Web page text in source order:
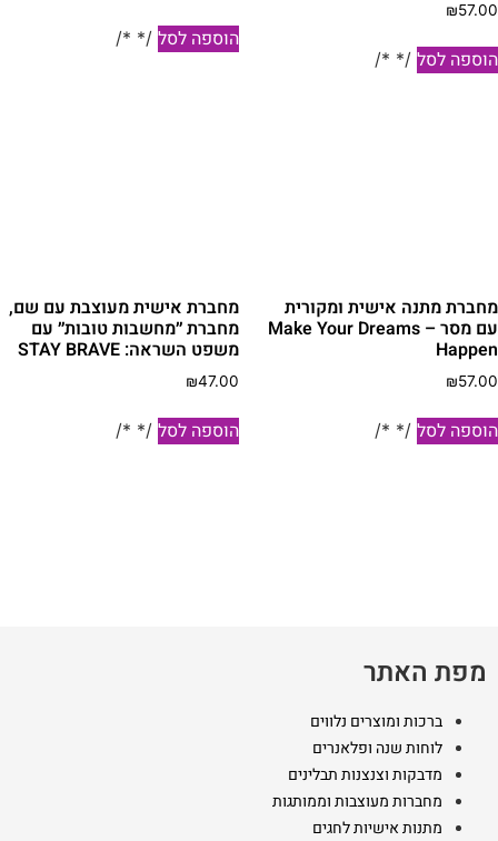
₪
לסל /* */
הוספה לסל /* */
מתנה אישית ומקורית
עם מסר – Make Your Dreams
₪
לסל /* */
מחברת אישית מעוצבת עם שם,
מחברת ״מחשבות טובות״ עם
משפט השראה: STAY BRAVE
₪47.00
הוספה לסל /* */
מפת האתר
ברכות ומוצרים נלווים
לוחות שנה ופלאנרים
מדבקות וצנצנות תבלינים
מחברות מעוצבות וממותגות
מתנות אישיות לחגים